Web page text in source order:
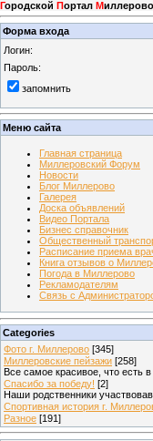
Городской Портал Миллерово
Форма входа
Логин:
Пароль:
запомнить
Меню сайта
Главная страница
Миллеровский Форум
Новости
Блог Миллерово
Галерея
Доска объявлений
Видео Портала
Бизнес справочник
Общественный
Расписание приема
Книга отзывов о
Погода в Миллерово
Рекламодателям
Связь с
Categories
Фото г. Миллерово [345]
Миллеровские пейзажи [258]
Все самое красивое, что есть
Спасибо за победу! [2]
Наши родственники
Спортивная история г.
Разное [191]